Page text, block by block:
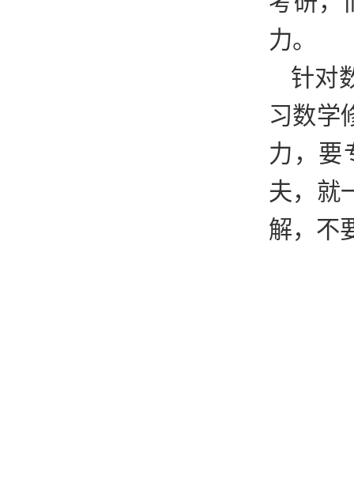
力。
针对
习数学
力，要
夫，就
解，不